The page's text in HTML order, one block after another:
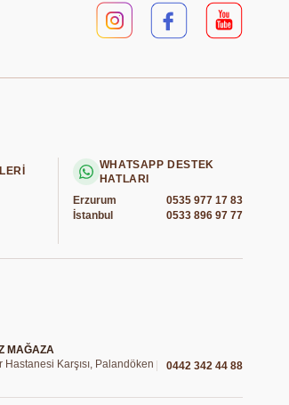
WHATSAPP DESTEK
HATLARI
Erzurum
0535 977 17 83
İstanbul
0533 896 97 77
MAĞAZA
Karşısı, Palandöken
0442 342 44 88